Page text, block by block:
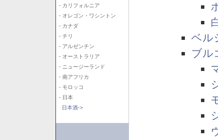
- カリフォルニア
- オレゴン・ワシントン
- カナダ
- チリ
- アルゼンチン
- オーストラリア
- ニュージーランド
- 南アフリカ
- モロッコ
- 日本
日本酒->
ベル
ブル